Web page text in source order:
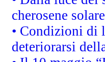
cherosene solare
• Condizioni di
deteriorarsi